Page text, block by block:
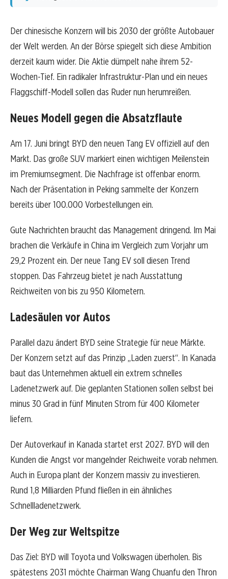
Der chinesische Konzern will bis 2030 der größte Autobauer
der Welt werden. An der Börse spiegelt sich diese Ambition
derzeit kaum wider. Die Aktie dümpelt nahe ihrem 52-
Wochen-Tief. Ein radikaler Infrastruktur-Plan und ein neues
Flaggschiff-Modell sollen das Ruder nun herumreißen.
Neues Modell gegen die Absatzflaute
Am 17. Juni bringt BYD den neuen Tang EV offiziell auf den
Markt. Das große SUV markiert einen wichtigen Meilenstein
im Premiumsegment. Die Nachfrage ist offenbar enorm.
Nach der Präsentation in Peking sammelte der Konzern
bereits über 100.000 Vorbestellungen ein.
Gute Nachrichten braucht das Management dringend. Im Mai
brachen die Verkäufe in China im Vergleich zum Vorjahr um
29,2 Prozent ein. Der neue Tang EV soll diesen Trend
stoppen. Das Fahrzeug bietet je nach Ausstattung
Reichweiten von bis zu 950 Kilometern.
Ladesäulen vor Autos
Parallel dazu ändert BYD seine Strategie für neue Märkte.
Der Konzern setzt auf das Prinzip „Laden zuerst“. In Kanada
baut das Unternehmen aktuell ein extrem schnelles
Ladenetzwerk auf. Die geplanten Stationen sollen selbst bei
minus 30 Grad in fünf Minuten Strom für 400 Kilometer
liefern.
Der Autoverkauf in Kanada startet erst 2027. BYD will den
Kunden die Angst vor mangelnder Reichweite vorab nehmen.
Auch in Europa plant der Konzern massiv zu investieren.
Rund 1,8 Milliarden Pfund fließen in ein ähnliches
Schnellladenetzwerk.
Der Weg zur Weltspitze
Das Ziel: BYD will Toyota und Volkswagen überholen. Bis
spätestens 2031 möchte Chairman Wang Chuanfu den Thron